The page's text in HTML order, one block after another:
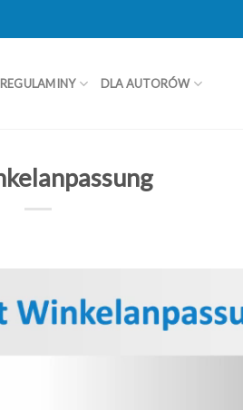
REGULAMINY DLA AUTORÓW